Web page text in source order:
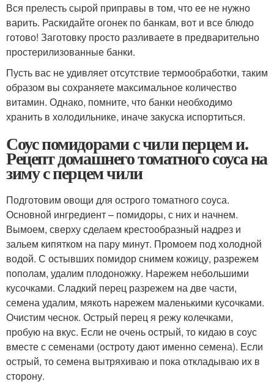
Вся прелесть сырой приправы в том, что ее не нужно
варить. Раскидайте огонек по банкам, вот и все блюдо
готово! Заготовку просто разливаете в предварительно
простерилизованные банки.
Пусть вас не удивляет отсутствие термообработки, таким
образом вы сохраняете максимальное количество
витамин. Однако, помните, что банки необходимо
хранить в холодильнике, иначе закуска испортиться.
Соус помидорами с чили перцем и.
Рецепт домашнего томатного соуса на
зиму с перцем чили
Подготовим овощи для острого томатного соуса.
Основной ингредиент – помидоры, с них и начнем.
Вымоем, сверху сделаем крестообразный надрез и
зальем кипятком на пару минут. Промоем под холодной
водой. С остывших помидор снимем кожицу, разрежем
пополам, удалим плодоножку. Нарежем небольшими
кусочками. Сладкий перец разрежем на две части,
семена удалим, мякоть нарежем маленькими кусочками.
Очистим чеснок. Острый перец я режу колечками,
пробую на вкус. Если не очень острый, то кидаю в соус
вместе с семенами (остроту дают именно семена). Если
острый, то семена вытряхиваю и пока откладываю их в
сторону.